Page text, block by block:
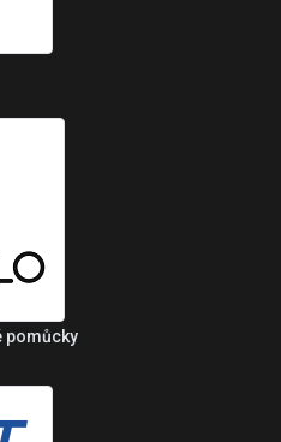
pomůcky